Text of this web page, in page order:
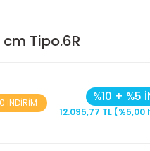
Tipo.6R
İNDİRİM %10 + %5
12.095,77 TL